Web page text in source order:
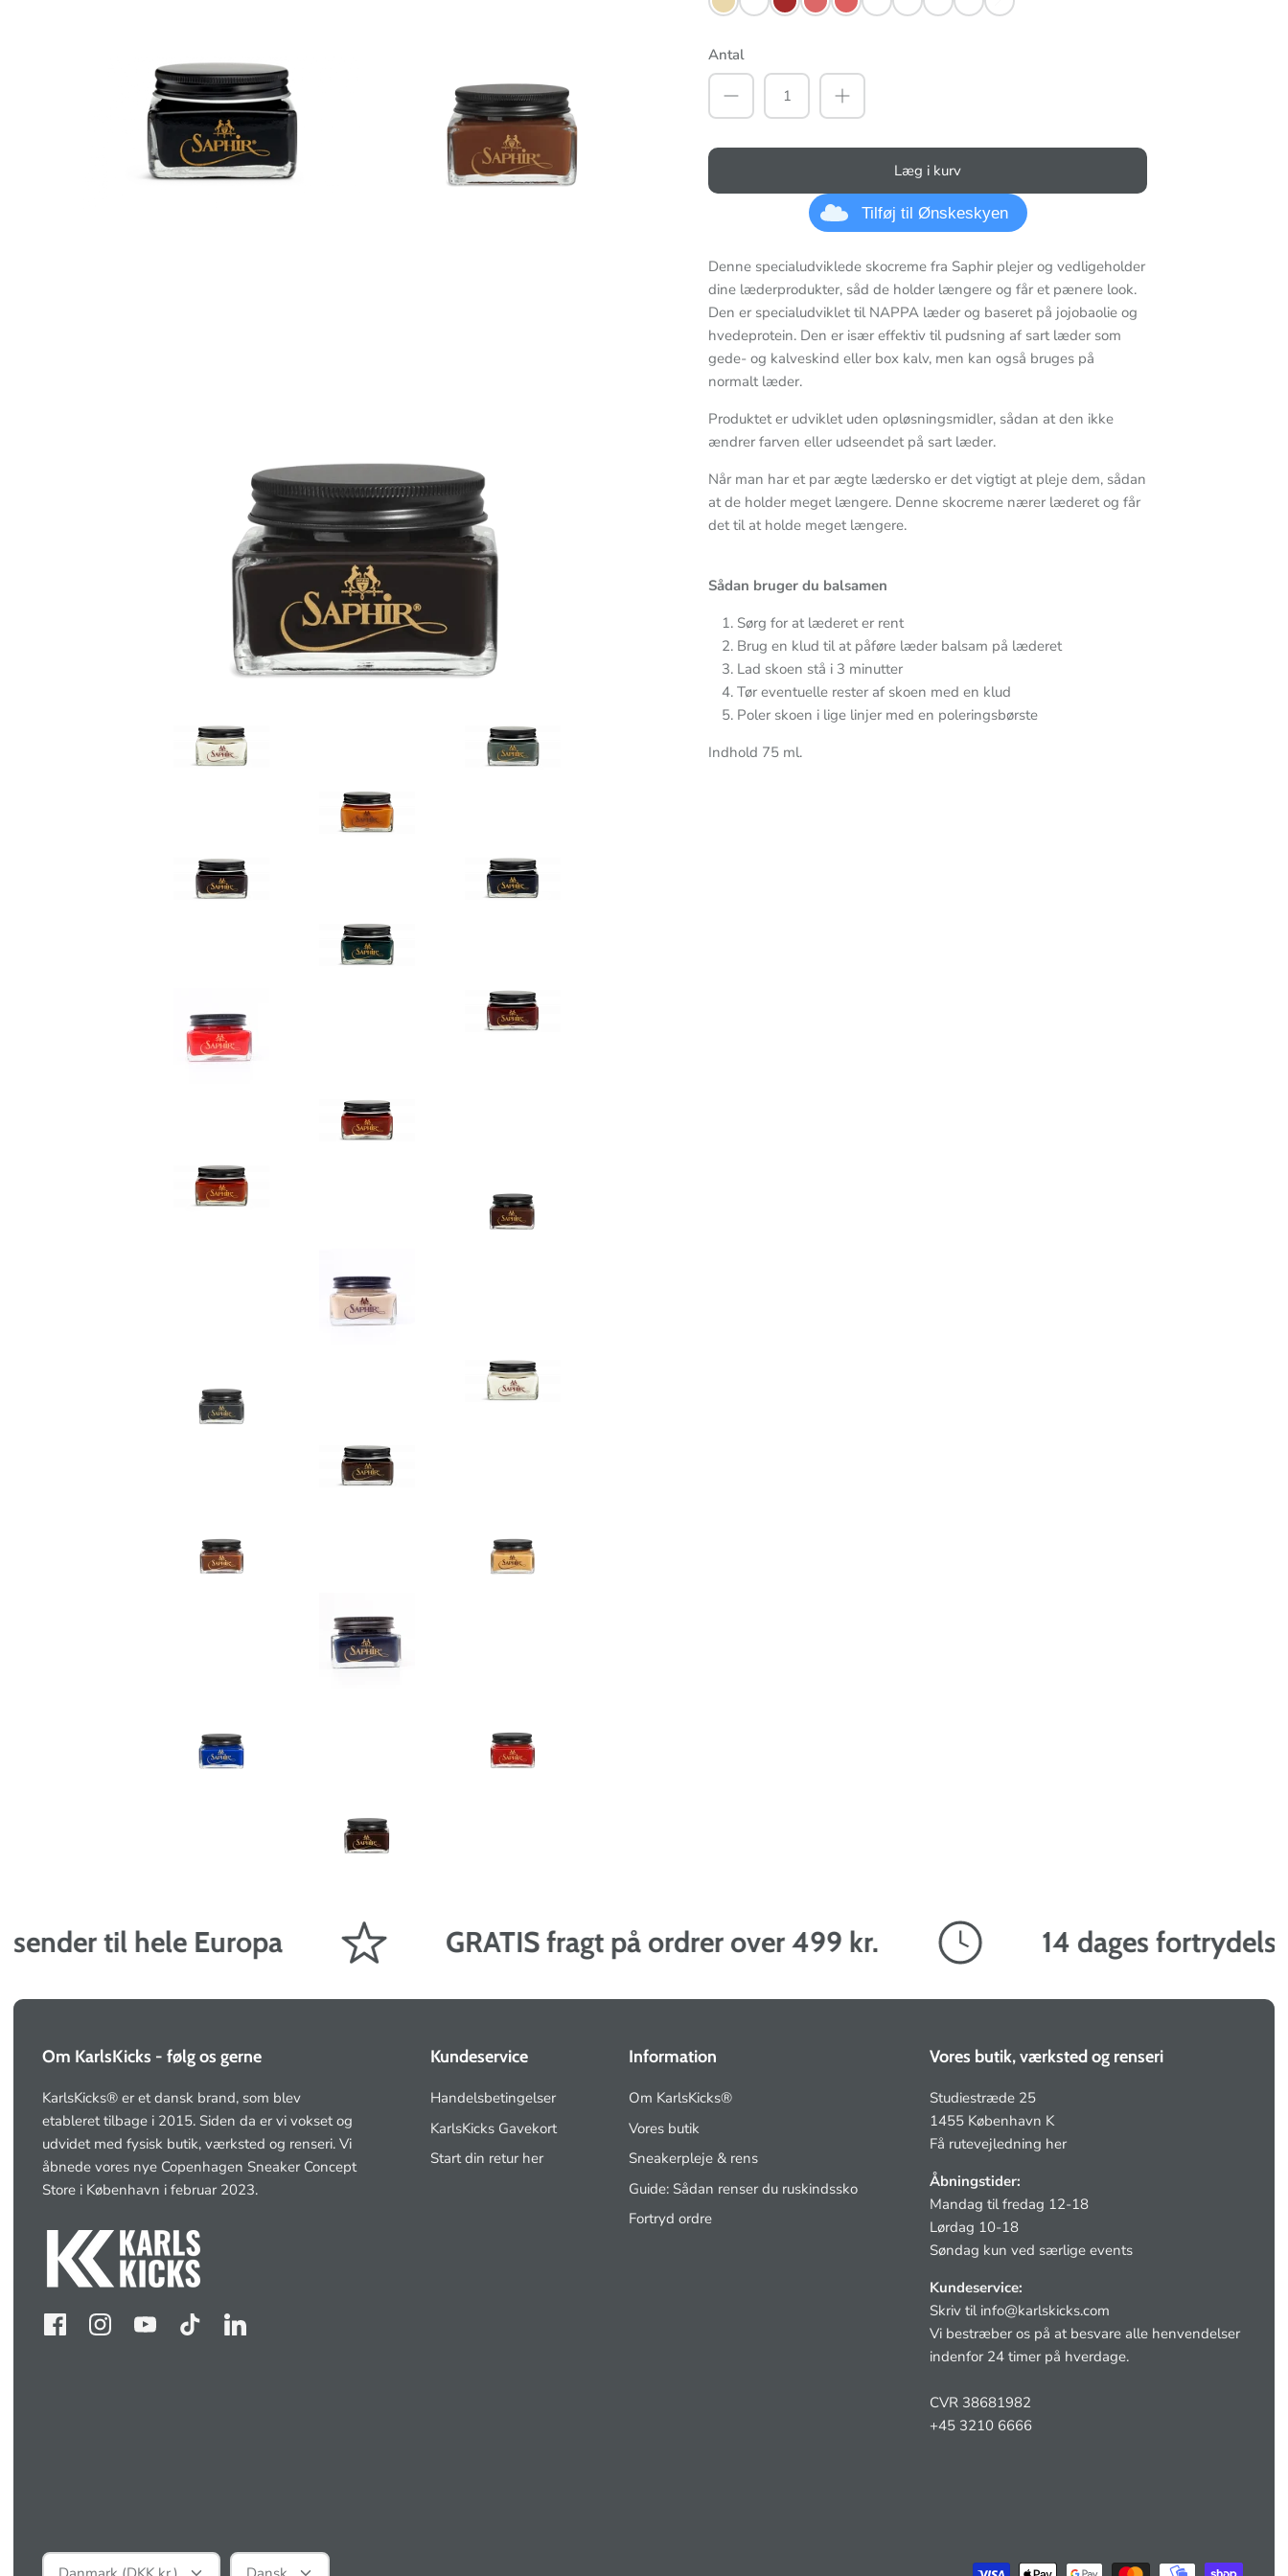
brun
Antal
Læg i kurv
Tilføj til Ønskeskyen
Denne specialudviklede skocreme fra Saphir plejer og vedligeholder
dine læderprodukter, såd de holder længere og får et pænere look.
Den er specialudviklet til NAPPA læder og baseret på jojobaolie og
hvedeprotein. Den er især effektiv til pudsning af sart læder som
gede- og kalveskind eller box kalv, men kan også bruges på
normalt læder.
Produktet er udviklet uden opløsningsmidler, sådan at den ikke
ændrer farven eller udseendet på sart læder.
Når man har et par ægte lædersko er det vigtigt at pleje dem, sådan
at de holder meget længere. Denne skocreme nærer læderet og får
det til at holde meget længere.
Sådan bruger du balsamen
Sørg for at læderet er rent
Brug en klud til at påføre læder balsam på læderet
Lad skoen stå i 3 minutter
Tør eventuelle rester af skoen med en klud
Poler skoen i lige linjer med en poleringsbørste
Indhold 75 ml.
til hele Europa GRATIS fragt på ordrer over 499 kr. 14 dages
Om KarlsKicks - følg os gerne
KarlsKicks® er et dansk brand, som blev
etableret tilbage i 2015. Siden da er vi vokset og
udvidet med fysisk butik, værksted og renseri. Vi
åbnede vores nye Copenhagen Sneaker Concept
Store i København i februar 2023.
Kundeservice
Handelsbetingelser
KarlsKicks Gavekort
Start din retur her
Information
Om KarlsKicks®
Vores butik
Sneakerpleje & rens
Guide: Sådan renser du ruskindssko
Fortryd ordre
Vores butik, værksted og renseri
Studiestræde 25
1455 København K
Få rutevejledning her
Åbningstider:
Mandag til fredag 12-18
Lørdag 10-18
Søndag kun ved særlige events
Kundeservice:
Skriv til info@karlskicks.com
Vi bestræber os på at besvare alle henvendelser
indenfor 24 timer på hverdage.
CVR 38681982
+45 3210 6666
Valuta Sprog